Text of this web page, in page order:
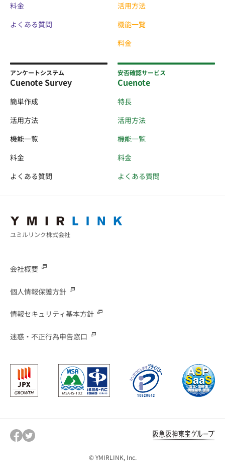
料金
よくある質問
活用方法
機能一覧
料金
アンケートシステム
Cuenote Survey
簡単作成
活用方法
機能一覧
料金
よくある質問
安否確認サービス
Cuenote
特長
活用方法
機能一覧
料金
よくある質問
ユミルリンク株式会社
会社概要
個人情報保護方針
情報セキュリティ基本方針
迷惑・不正行為申告窓口
© YMIRLINK, Inc.